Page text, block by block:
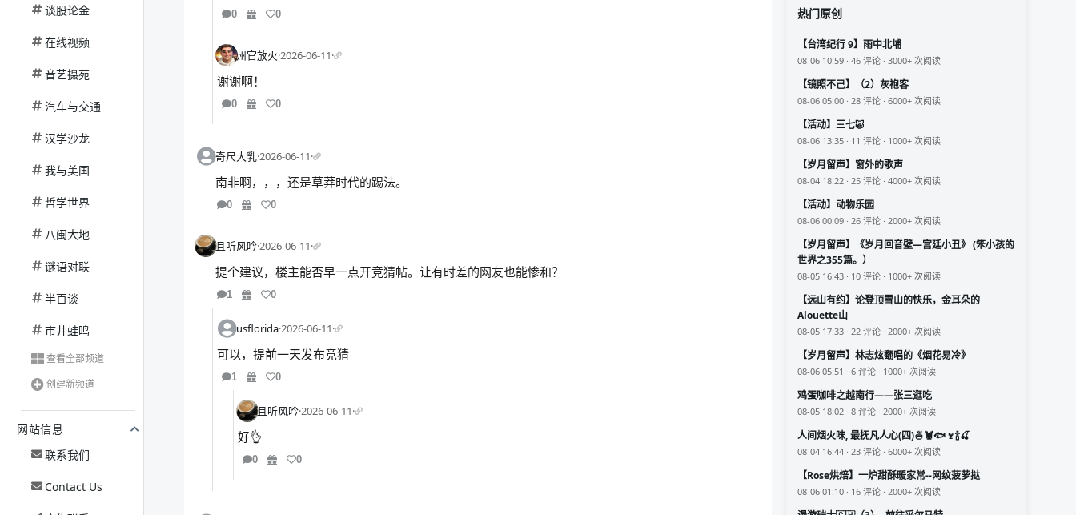
谈股论金
在线视频
音艺摄苑
汽车与交通
汉学沙龙
我与美国
哲学世界
八闽大地
谜语对联
半百谈
市井蛙鸣
查看全部频道
创建新频道
网站信息
联系我们
Contact Us
0 0
州官放火·2026-06-11·
谢谢啊！
0 0
奇尺大乳·2026-06-11·
南非啊，，，还是草莽时代的踢法。
0 0
且听风吟·2026-06-11·
提个建议，楼主能否早一点开竞猜帖。让有时差的网友也能惨和？
1 0
usflorida·2026-06-11·
可以，提前一天发布竞猜
1 0
且听风吟·2026-06-11·
好👌
0 0
热门原创
【台湾纪行 9】雨中北埔
08-06 10:59 · 46 评论 · 3000+ 次阅读
【镜照不己】（2）灰袍客
08-06 05:00 · 28 评论 · 6000+ 次阅读
【活动】三七🐷
08-06 13:35 · 11 评论 · 1000+ 次阅读
【岁月留声】窗外的歌声
08-04 18:22 · 25 评论 · 4000+ 次阅读
【活动】动物乐园
08-06 00:09 · 26 评论 · 2000+ 次阅读
【岁月留声】《岁月回音壁—宫廷小丑》 (笨小孩的
世界之355篇。）
08-05 16:43 · 10 评论 · 1000+ 次阅读
【远山有约】论登顶雪山的快乐，金耳朵的
Alouette山
08-05 17:33 · 22 评论 · 2000+ 次阅读
【岁月留声】林志炫翻唱的《烟花易冷》
08-06 05:51 · 6 评论 · 1000+ 次阅读
鸡蛋咖啡之越南行——张三逛吃
08-05 18:02 · 8 评论 · 2000+ 次阅读
人间烟火味, 最抚凡人心(四)🍜🦞🐟🍷🍾🍒
08-04 16:44 · 23 评论 · 6000+ 次阅读
【Rose烘焙】一炉甜酥暖家常--网纹菠萝挞
08-06 01:10 · 16 评论 · 2000+ 次阅读